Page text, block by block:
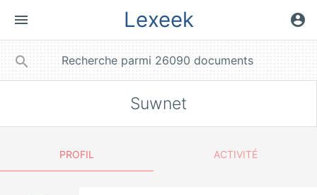
menu Lexeek account_circle
search
Suwnet
PROFIL ACTIVITÉ